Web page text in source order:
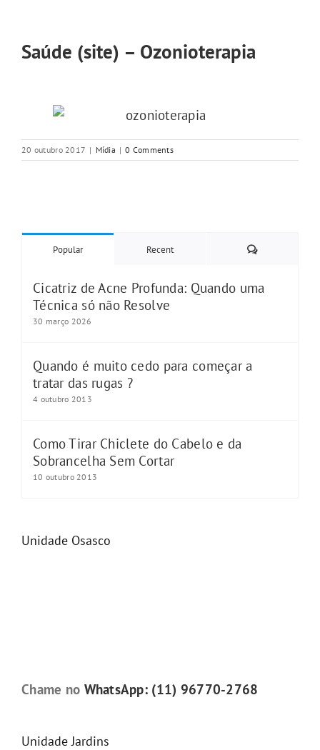
Saúde (site) – Ozonioterapia
20 outubro 2017 | Mídia | 0 Comments
Popular Recent Comments
Cicatriz de Acne Profunda: Quando uma
Técnica só não Resolve
30 março 2026
Quando é muito cedo para começar a
tratar das rugas ?
4 outubro 2013
Como Tirar Chiclete do Cabelo e da
Sobrancelha Sem Cortar
10 outubro 2013
Unidade Osasco
Chame no WhatsApp: (11) 96770-2768
Unidade Jardins